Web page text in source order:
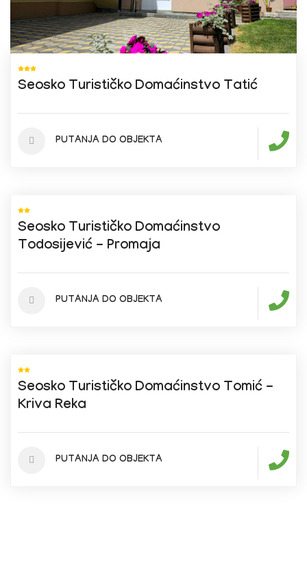
Seosko Turističko Domaćinstvo Tatić
PUTANJA DO OBJEKTA
Seosko Turističko Domaćinstvo
Todosijević - Promaja
PUTANJA DO OBJEKTA
Seosko Turističko Domaćinstvo Tomić -
Kriva Reka
PUTANJA DO OBJEKTA